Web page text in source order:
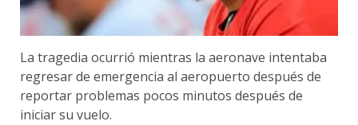
La tragedia ocurrió mientras la aeronave intentaba
regresar de emergencia al aeropuerto después de
reportar problemas pocos minutos después de
iniciar su vuelo.